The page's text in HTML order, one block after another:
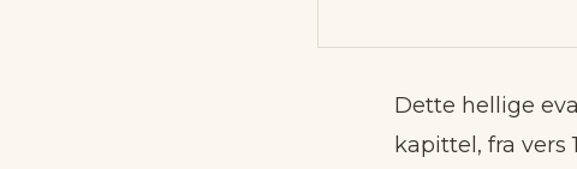
Dette hellige
kapittel, fra vers